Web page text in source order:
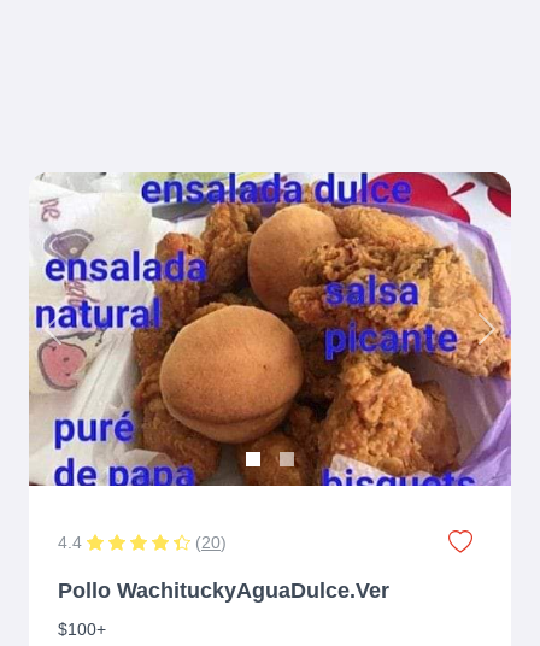
Previous Next
4.4 (20)
Pollo WachituckyAguaDulce.Ver
$100+